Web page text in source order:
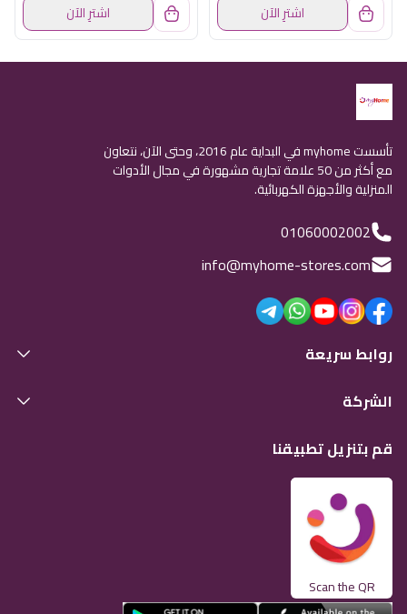
اشترِ الآن
اشترِ الآن
تأسست myhome في البداية عام 2016، وحتى الآن، نتعاون
مع أكثر من 50 علامة تجارية مشهورة في مجال الأدوات
المنزلية والأجهزة الكهربائية.
01060002002
info@myhome-stores.com
روابط سريعة
الشركة
قم بتنزيل تطبيقنا
Scan the QR